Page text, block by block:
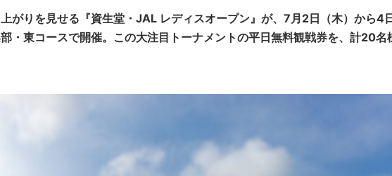
がりを見せる『資生堂・JAL レディスオープン』が、7月2日（木）から4
・東コースで開催。この大注目トーナメントの平日無料観戦券を、計20名